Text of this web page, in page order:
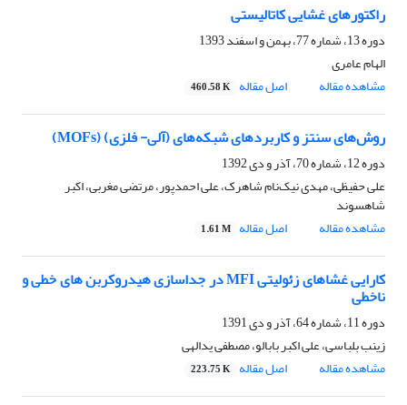
راکتورهای غشایی کاتالیستی
دوره 13، شماره 77، بهمن و اسفند 1393
الهام عامری
مشاهده مقاله
اصل مقاله 460.58 K
روش‌های سنتز و کاربردهای شبکه‌های (آلی- فلزی) (MOFs)
دوره 12، شماره 70، آذر و دی 1392
علی حفیظی، مهدی نیک‌نام شاهرک، علی احمدپور، مرتضی مغربی، اکبر
شاهسوند
مشاهده مقاله
اصل مقاله 1.61 M
کارایی غشاهای زئولیتی MFI در جداسازی هیدروکربن های خطی و
ناخطی
دوره 11، شماره 64، آذر و دی 1391
زینب بلباسی، علی اکبر بابالو، مصطفی یدالهی
مشاهده مقاله
اصل مقاله 223.75 K